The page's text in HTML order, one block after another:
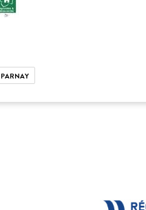
PARNAY